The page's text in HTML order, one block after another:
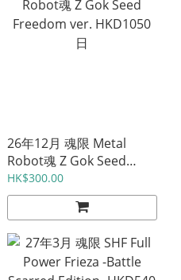
26年12月 魂限 Metal
Robot魂 Z Gok Seed
Freedom ver. HKD1050
日
HK$300.00